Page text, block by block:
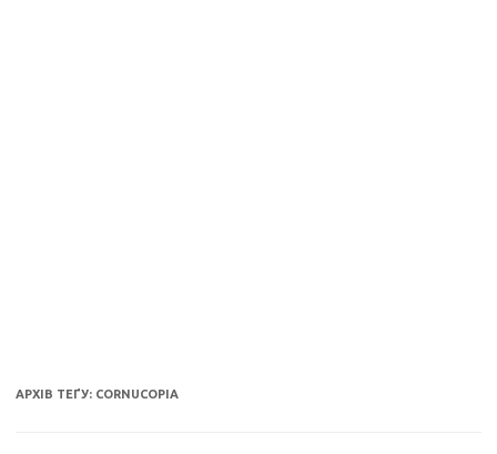
АРХІВ ТЕҐУ: CORNUCOPIA